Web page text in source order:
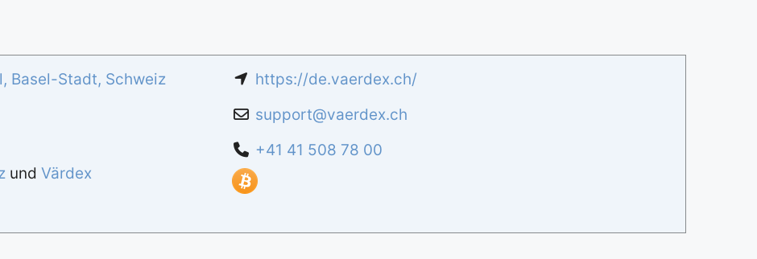
, Basel-Stadt, Schweiz
und Värdex
https://de.vaerdex.ch/
support@vaerdex.ch
+41 41 508 78 00